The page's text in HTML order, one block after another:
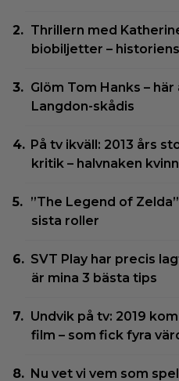
Thrillern med
biobiljetter –
Glöm Tom Hanks –
Langdon-skådis
På tv ikväll: 2013 års
kritik – halvnaken
”The Legend of
sista roller
SVT Play har precis
är mina 3 bästa tips
Undvik på tv: 2019
film – som fick fyra
Nu vet vi vem som